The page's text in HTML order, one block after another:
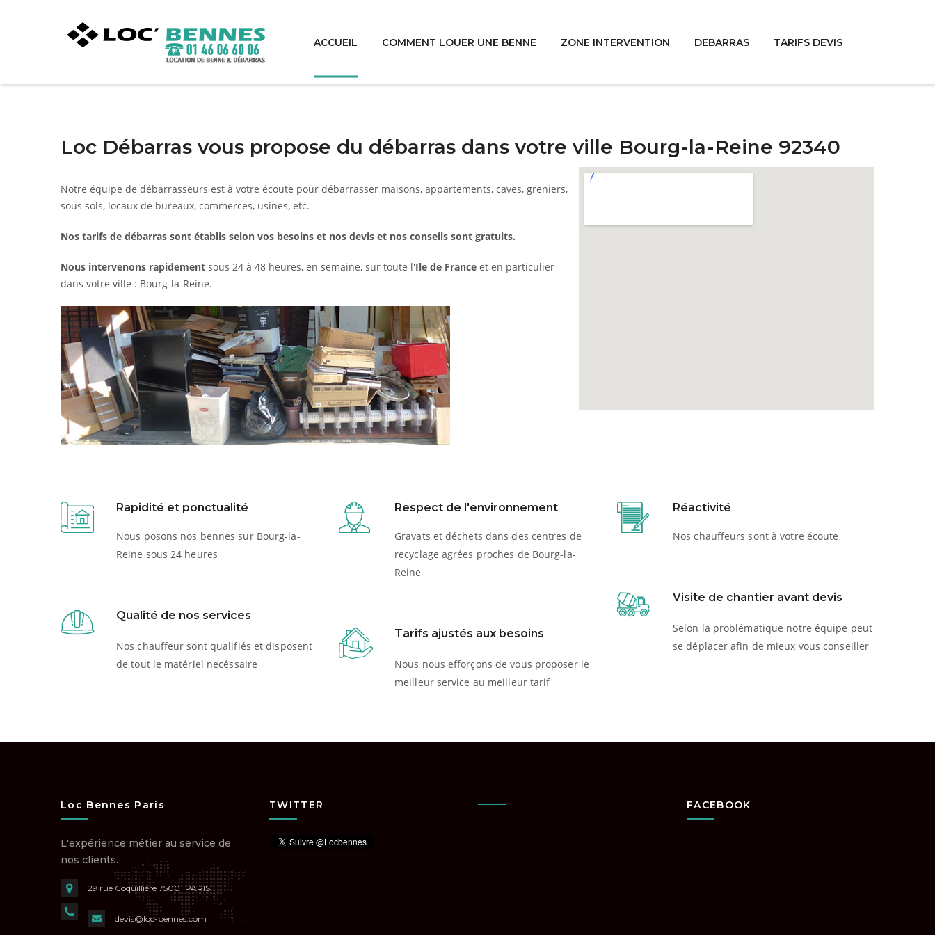
ACCUEIL COMMENT LOUER UNE BENNE ZONE INTERVENTION DEBARRAS TARIFS DEVIS
Loc Débarras vous propose du débarras dans votre ville Bourg-la-Reine 92340
Notre équipe de débarrasseurs est à votre écoute pour débarrasser maisons, appartements, caves, greniers,
sous sols, locaux de bureaux, commerces, usines, etc.
Nos tarifs de débarras sont établis selon vos besoins et nos devis et nos conseils sont gratuits.
Nous intervenons rapidement sous 24 à 48 heures, en semaine, sur toute l'Ile de France et en particulier
dans votre ville : Bourg-la-Reine.
Rapidité et ponctualité
Nous posons nos bennes sur Bourg-la-
Reine sous 24 heures
Qualité de nos services
Nos chauffeur sont qualifiés et disposent
de tout le matériel necéssaire
Respect de l'environnement
Gravats et déchets dans des centres de
recyclage agrées proches de Bourg-la-
Reine
Tarifs ajustés aux besoins
Nous nous efforçons de vous proposer le
meilleur service au meilleur tarif
Réactivité
Nos chauffeurs sont à votre écoute
Visite de chantier avant devis
Selon la problématique notre équipe peut
se déplacer afin de mieux vous conseiller
Loc Bennes Paris
L'expérience métier au service de
nos clients.
29 rue Coquillière 75001 PARIS
devis@loc-bennes.com
TWITTER FACEBOOK